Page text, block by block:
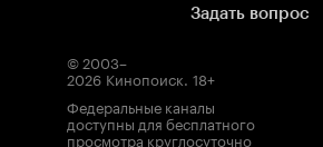
Задать вопрос
© 2003–
2026 Кинопоиск. 18+
Федеральные каналы
доступны для бесплатного
просмотра круглосуточно